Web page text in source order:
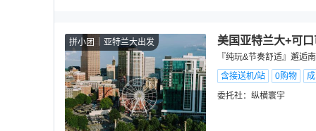
拼小团 亚特兰大出发 美国亚特兰大+可
『纯玩&节奏舒适』邂逅
含接送机/站
0购物
委托社： 纵横寰宇